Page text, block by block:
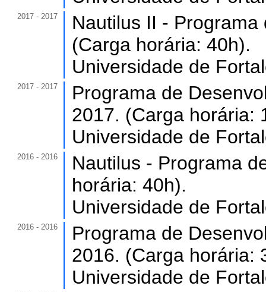
2017 - 2017
Nautilus II -
(Carga horária: 40h).
Universidade de
2017 - 2017
Programa de
2017. (Carga horária:
Universidade de
2016 - 2016
Nautilus - Programa
horária: 40h).
Universidade de
2016 - 2016
Programa de
2016. (Carga horária:
Universidade de